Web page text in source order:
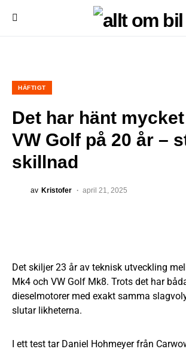
HÄFTIGT
Det har hänt
VW Golf på 20 år –
skillnad
av Kristofer april 21, 2025
Det skiljer 23 år av teknisk utveckling
Mk4 och VW Golf Mk8. Trots det har
dieselmotorer med exakt samma
slutar likheterna.
I ett test tar Daniel Hohmeyer från